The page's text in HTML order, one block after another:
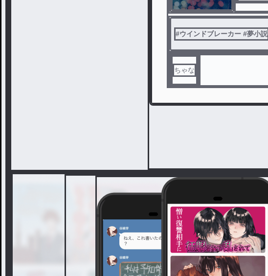
#ウインドブレーカー #夢小説
ちゃな